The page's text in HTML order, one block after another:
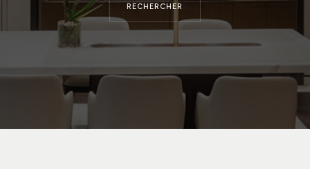
RECHERCHER